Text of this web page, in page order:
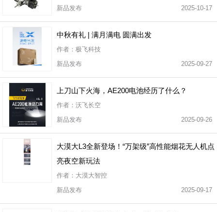
新品发布
2025-10-17
中秋有礼 | 满月满电 圆满出发
作者：极飞科技
新品发布
2025-09-27
上刀山下火海，AE200电池经历了什么？
作者：沃飞长空
新品发布
2025-09-26
大漠大L3全新登场！“万架级”高性能烟花无人机点
亮夜空新玩法
作者：大漠大智控
新品发布
2025-09-17